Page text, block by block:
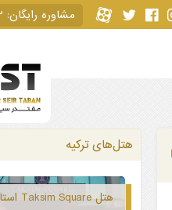
مشاوره رایگان:
هتل‌های ترکیه
هتل Taksim Square استانبول